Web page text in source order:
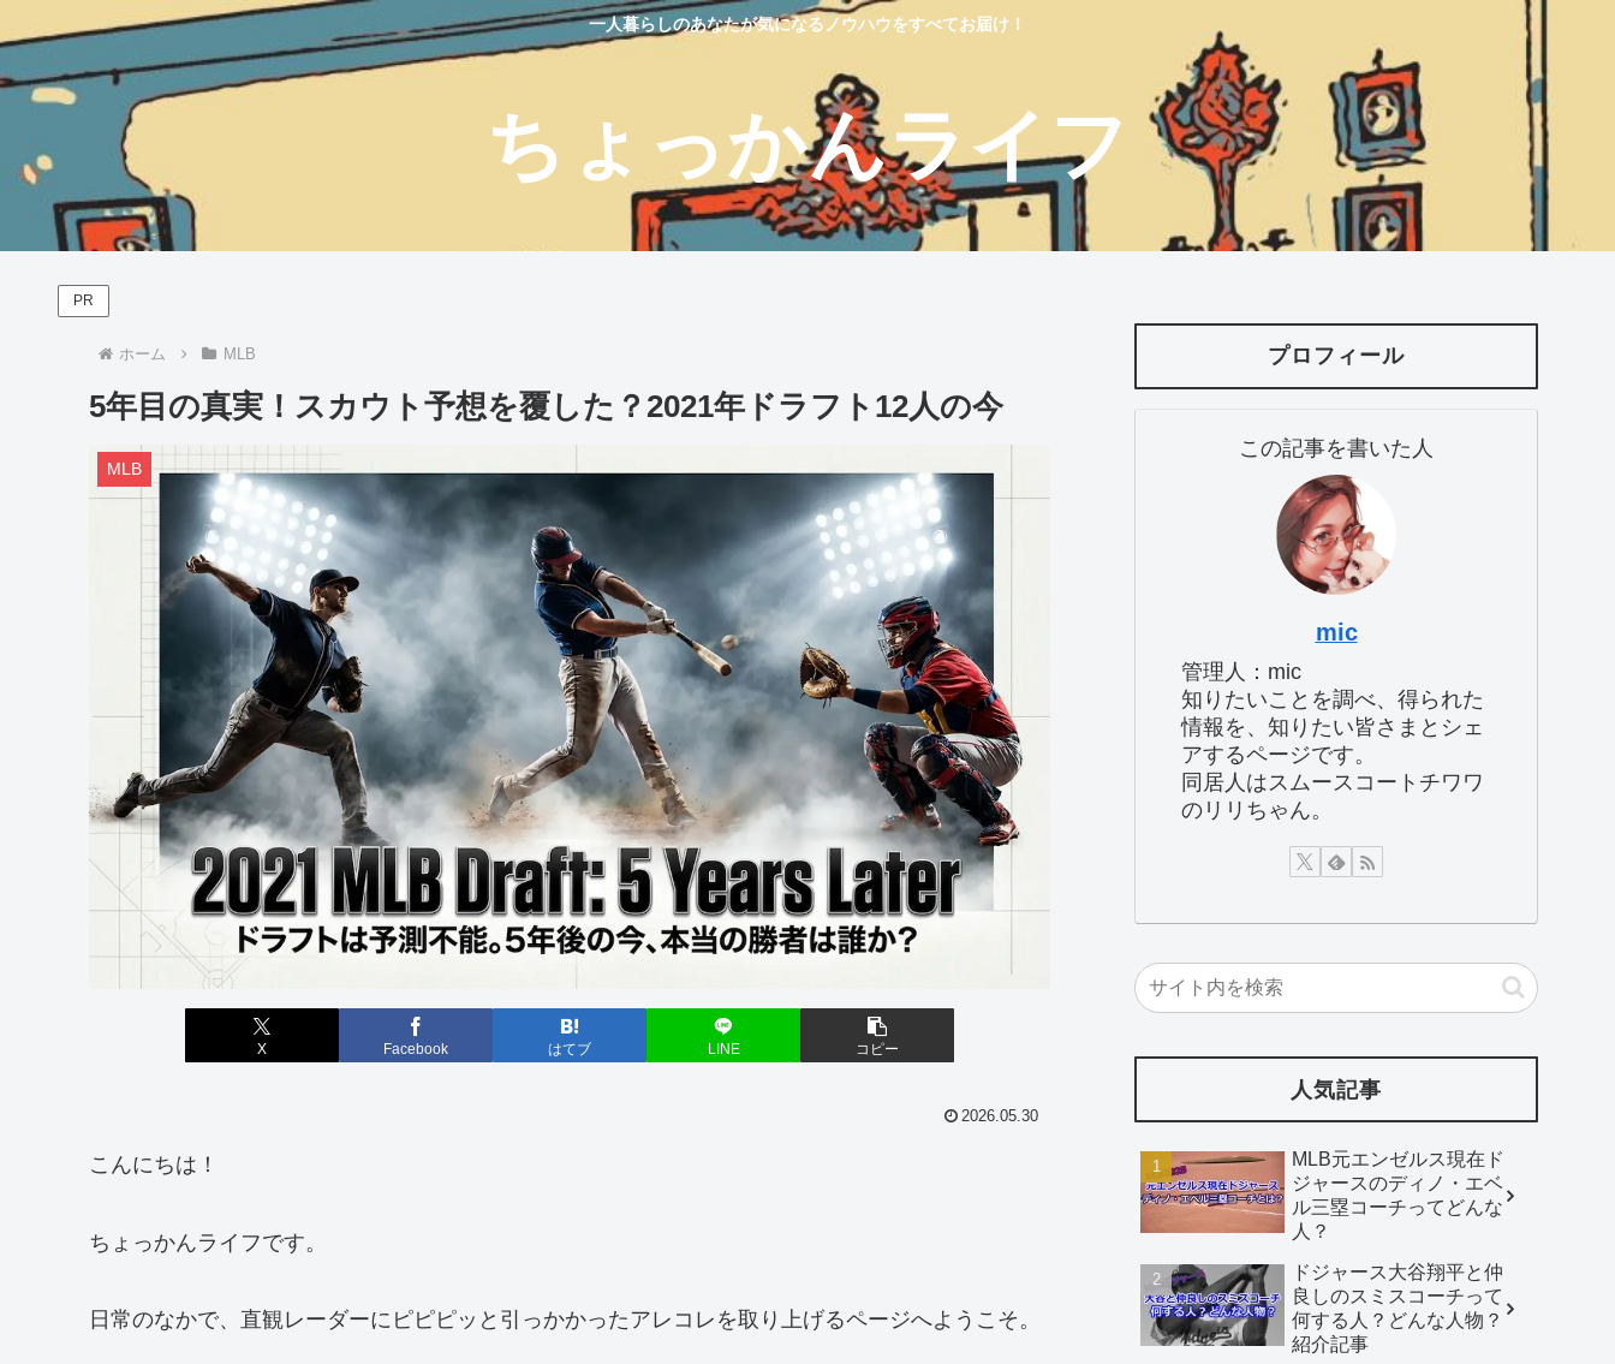
一人暮らしのあなたが気になるノウハウをすべてお届け！
ちょっかんライフ
PR
ホーム MLB
5年目の真実！スカウト予想を覆した？2021年ドラフト12人の今
MLB
X Facebook はてブ LINE コピー
2026.05.30
こんにちは！
ちょっかんライフです。
日常のなかで、直観レーダーにピピピッと引っかかったアレコレを取り上げるページへようこそ。
プロフィール
この記事を書いた人
mic
管理人：mic
知りたいことを調べ、得られた
情報を、知りたい皆さまとシェ
アするページです。
同居人はスムースコートチワワ
のリリちゃん。
人気記事
MLB元エンゼルス現在ド
ジャースのディノ・エベ
ル三塁コーチってどんな
人？
ドジャース大谷翔平と仲
良しのスミスコーチって
何する人？どんな人物？
紹介記事